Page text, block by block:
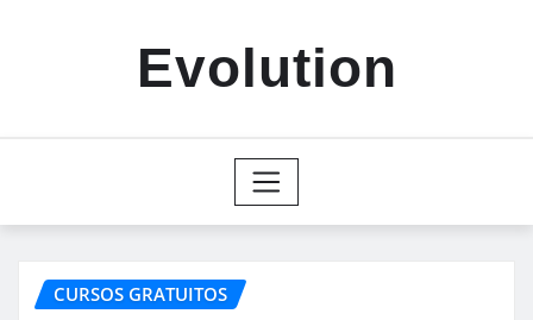
Evolution
CURSOS GRATUITOS